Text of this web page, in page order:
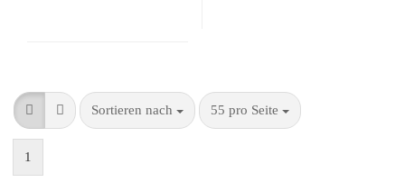
Sortieren nach 55 pro Seite
1